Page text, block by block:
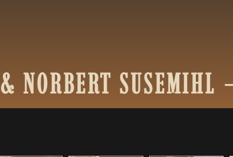
& NORBERT SUSEMIHL